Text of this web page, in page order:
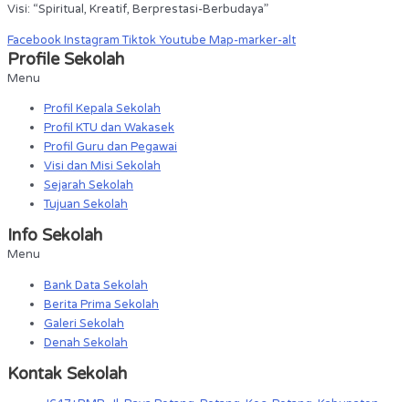
Visi: “Spiritual, Kreatif, Berprestasi-Berbudaya”
FacebookInstagram TiktokYoutube Map-marker-alt
Profile Sekolah
Menu
Profil Kepala Sekolah
Profil KTU dan Wakasek
Profil Guru dan Pegawai
Visi dan Misi Sekolah
Sejarah Sekolah
Tujuan Sekolah
Info Sekolah
Menu
Bank Data Sekolah
Berita Prima Sekolah
Galeri Sekolah
Denah Sekolah
Kontak Sekolah